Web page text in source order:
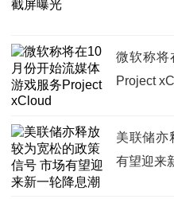
微软称将
Project
美联储亦
有望迎来